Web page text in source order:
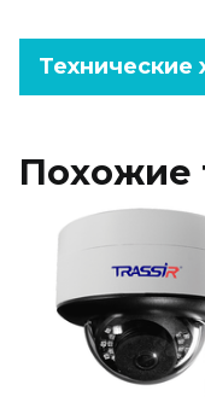
Технические
Похожие